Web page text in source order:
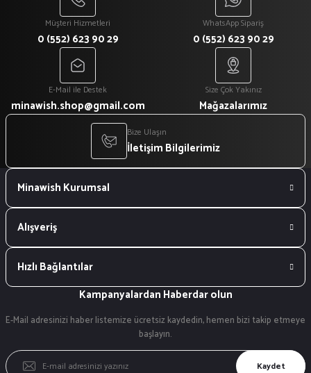
Müşteri Hizmetleri
0 (552) 623 90 29
WhatsApp Sipariş
0 (552) 623 90 29
E-Mail ile Destek
minawish.shop@gmail.com
Size Çok Yakınız
Mağazalarımız
Bize Ulaşın
İletişim Bilgilerimiz
Minawish Kurumsal
Alışveriş
Hızlı Bağlantılar
Kampanyalardan Haberdar olun
E-Mail adresinizi haber listemize ücretsiz kaydedin, hemen bizi takip etmeye
başlayın.
Kaydet